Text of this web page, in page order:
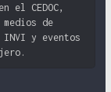
el CEDOC,
de
INVI y eventos